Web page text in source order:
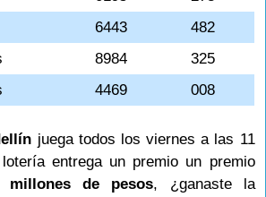
6443
482
8984
325
4469 008
juega todos los viernes a las 11
entrega un premio un premio
millones de pesos, ¿ganaste la